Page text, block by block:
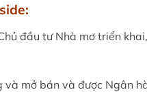
đầu tư Nhà mơ triển
mở bán và được Ngân